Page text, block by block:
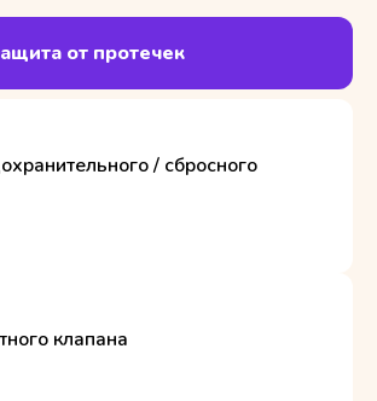
от протечек
/ сбросного
клапана